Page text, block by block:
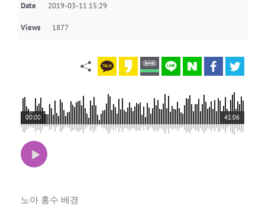
Date 2019-03-11 15:29
Views 1877
41:06
00:00
노아 홍수 배경